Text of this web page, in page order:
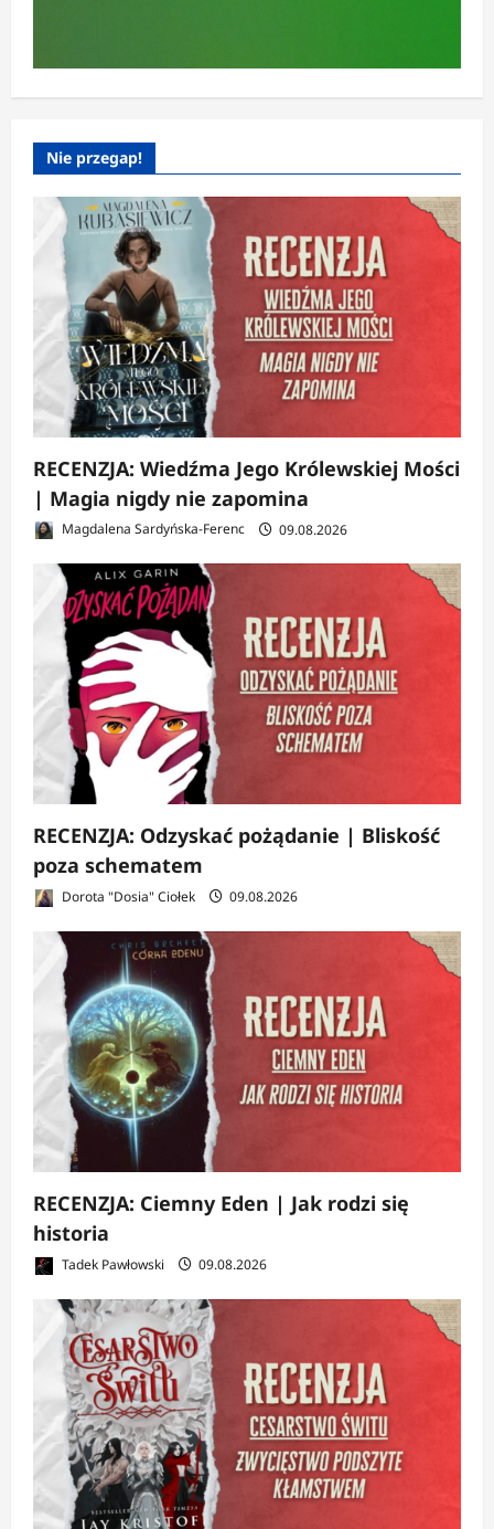
Nie przegap!
RECENZJA: Wiedźma Jego Królewskiej Mości
| Magia nigdy nie zapomina
Magdalena Sardyńska-Ferenc 09.08.2026
RECENZJA: Odzyskać pożądanie | Bliskość
poza schematem
Dorota "Dosia" Ciołek 09.08.2026
RECENZJA: Ciemny Eden | Jak rodzi się
historia
Tadek Pawłowski 09.08.2026